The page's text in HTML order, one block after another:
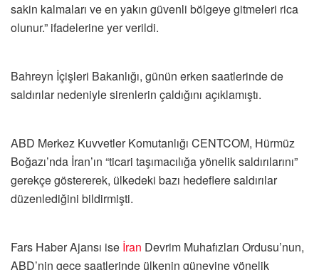
sakin kalmaları ve en yakın güvenli bölgeye gitmeleri rica
olunur.” ifadelerine yer verildi.
Bahreyn İçişleri Bakanlığı, günün erken saatlerinde de
saldırılar nedeniyle sirenlerin çaldığını açıklamıştı.
ABD Merkez Kuvvetler Komutanlığı CENTCOM, Hürmüz
Boğazı’nda İran’ın “ticari taşımacılığa yönelik saldırılarını”
gerekçe göstererek, ülkedeki bazı hedeflere saldırılar
düzenlediğini bildirmişti.
Fars Haber Ajansı ise İran Devrim Muhafızları Ordusu’nun,
ABD’nin gece saatlerinde ülkenin güneyine yönelik